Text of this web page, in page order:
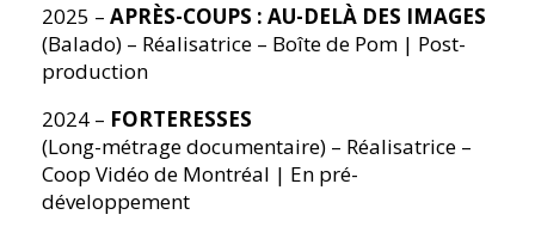
2025 –APRÈS-COUPS : AU-DELÀ DES IMAGES
(Balado) – Réalisatrice – Boîte de Pom | Post-
production
2024 – FORTERESSES
(Long-métrage documentaire) – Réalisatrice –
Coop Vidéo de Montréal | En pré-
développement